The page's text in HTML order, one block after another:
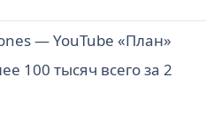
― YouTube «План»
100 тысяч всего за 2